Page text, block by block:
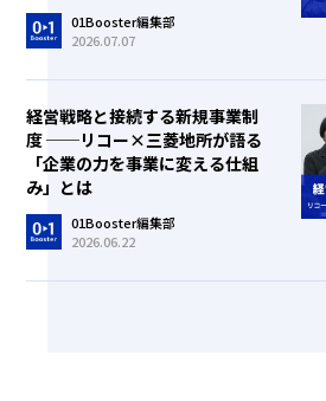
01Booster編集部
2026.07.07
経営戦略と接続する新規事業制
度 ──リコー×三菱地所が語る
「企業の力を事業に変える仕組
み」とは
01Booster編集部
2026.06.22